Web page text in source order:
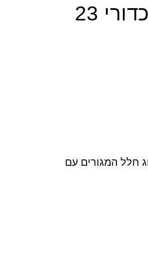
Home Decor אגרטל מתכת כדורי 23
חלל המגורים עם